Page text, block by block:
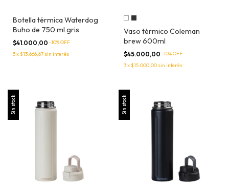
Botella térmica Waterdog
Buho de 750 ml gris
$41.000,00 -10% OFF
3x$13.666,67 sin interés
Vaso térmico Coleman
brew 600ml
$45.000,00 -10% OFF
3x$15.000,00 sin interés
Sin stock Sin stock